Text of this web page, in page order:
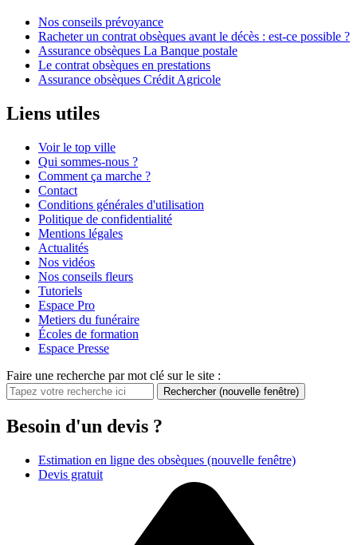
Nos conseils prévoyance
Racheter un contrat obsèques avant le décès : est-ce possible ?
Assurance obsèques La Banque postale
Le contrat obsèques en prestations
Assurance obsèques Crédit Agricole
Liens utiles
Voir le top ville
Qui sommes-nous ?
Comment ça marche ?
Contact
Conditions générales d'utilisation
Politique de confidentialité
Mentions légales
Actualités
Nos vidéos
Nos conseils fleurs
Tutoriels
Espace Pro
Metiers du funéraire
Écoles de formation
Espace Presse
Faire une recherche par mot clé sur le site :
Rechercher (nouvelle fenêtre)
Besoin d'un devis ?
Estimation en ligne des obsèques (nouvelle fenêtre)
Devis gratuit